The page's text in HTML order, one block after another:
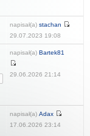
napisał(a) stachan
29.07.2023 19:08
napisał(a) Bartek81
29.06.2026 21:14
napisał(a) Adax
17.06.2026 23:14